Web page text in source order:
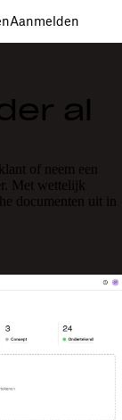
Aanmelden
al
of neem een
Met wettelijk
documenten uit in